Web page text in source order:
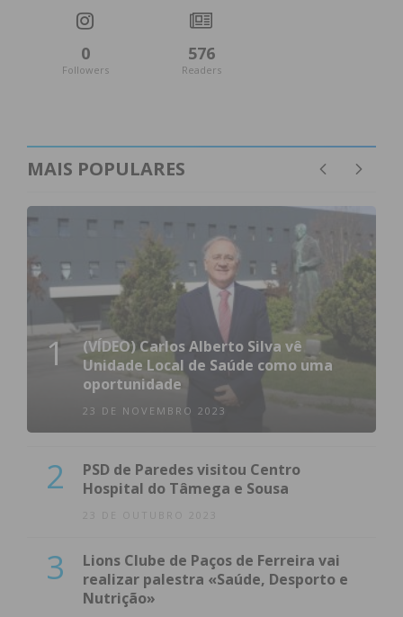
0
Followers
576
Readers
MAIS POPULARES
1
(VÍDEO) Carlos Alberto Silva vê
Unidade Local de Saúde como uma
oportunidade
23 DE NOVEMBRO 2023
2
PSD de Paredes visitou Centro
Hospital do Tâmega e Sousa
23 DE OUTUBRO 2023
3
Lions Clube de Paços de Ferreira vai
realizar palestra «Saúde, Desporto e
Nutrição»